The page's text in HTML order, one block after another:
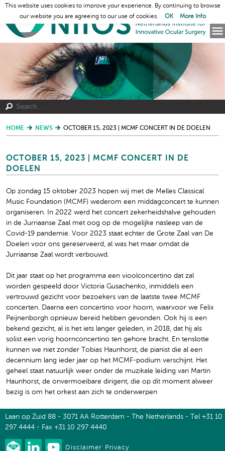
HOME NEWS OCTOBER 15, 2023 | MCMF CONCERT IN DE DOELEN
OCTOBER 15, 2023 | MCMF CONCERT IN DE
DOELEN
Op zondag 15 oktober 2023 hopen wij met de Melles Classical
Music Foundation (MCMF) wederom een middagconcert te kunnen
organiseren. In 2022 werd het concert zekerheidshalve gehouden
in de Jurriaanse Zaal met oog op de mogelijke nasleep van de
Covid-19 pandemie. Voor 2023 staat echter de Grote Zaal van De
Doelen voor ons gereserveerd, al was het maar omdat de
Jurriaanse Zaal wordt verbouwd.
Dit jaar staat op het programma een vioolconcertino dat zal
worden gespeeld door Victoria Gusachenko, inmiddels een
vertrouwd gezicht voor bezoekers van de laatste twee MCMF
concerten. Daarna een concertino voor hoorn, waarvoor we Felix
Peijnenborgh opnieuw bereid hebben gevonden. Ook hij is een
bekend gezicht, al is het iets langer geleden, in 2018, dat hij als
solist een vorig hoornconcertino ten gehore bracht. En tenslotte
kunnen we niet zonder Tobias Haunhorst, de pianist die al een
decennium lang ieder jaar op het MCMF-podium verschijnt. Het
geheel staat natuurlijk weer onder de muzikale leiding van Martin
Haunhorst, de onvermoeibare dirigent, die op dit moment alweer
bezig is om het orkest aan zich te onderwerpen
Laan op Zuid 88 - 3071 AA Rotterdam - The Netherlands - Tel +31 10
297 4444 - Fax +31 10 297 4440
Disclaimer Privacy
This website uses cookies to improve your experience. By continuing to browse
our website you are agreeing to our use of cookies.
OK More Info